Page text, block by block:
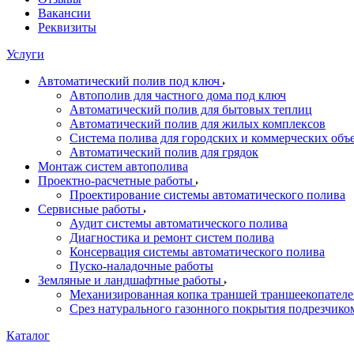
Вакансии
Реквизиты
Услуги
Автоматический полив под ключ
Автополив для частного дома под ключ
Автоматический полив для бытовых теплиц
Автоматический полив для жилых комплексов
Система полива для городских и коммерческих
Автоматический полив для грядок
Монтаж систем автополива
Проектно-расчетные работы
Проектирование системы автоматического полива
Сервисные работы
Аудит системы автоматического полива
Диагностика и ремонт систем полива
Консервация системы автоматического полива
Пуско-наладочные работы
Земляные и ландшафтные работы
Механизированная копка траншей
Срез натурального газонного покрытия
Каталог